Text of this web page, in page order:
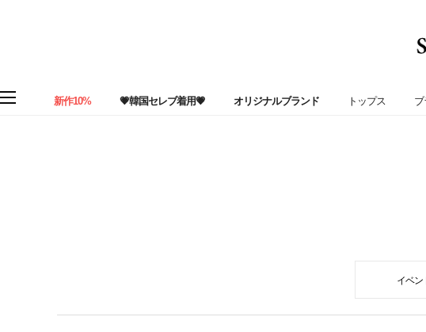
新作10% 💗韓国セレブ着用💗 オリジナルブランド トップス
イベン